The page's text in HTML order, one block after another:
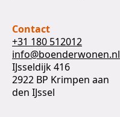
Contact
+31 180 512012
info@boenderwonen.nl
IJsseldijk 416
2922 BP Krimpen aan
den IJssel